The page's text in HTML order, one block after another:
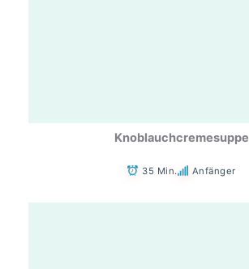
Knoblauchcremesuppe
35 Min. Anfänger